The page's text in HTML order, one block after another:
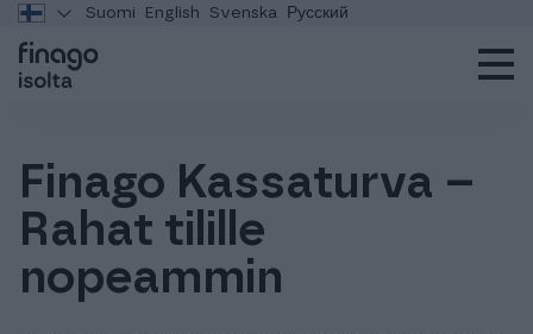
Suomi English Svenska Русский
Finago Kassaturva –
Rahat tilille
nopeammin